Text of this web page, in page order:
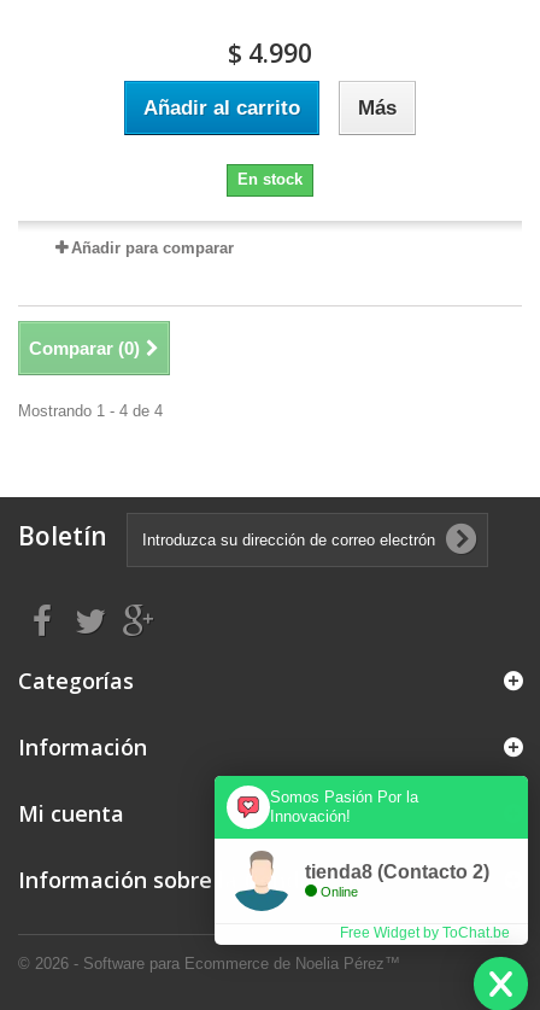
$ 4.990
Añadir al carrito Más
En stock
Añadir para comparar
Comparar (0)
Mostrando 1 - 4 de 4
Boletín
Categorías
Información
© 2026 - Software para Ecommerce de Noelia Pérez™
Mi cuenta
Información sobre la tienda
Somos Pasión Por la
Innovación!
tienda8 (Contacto 2)
Online
Free Widget by ToChat.be